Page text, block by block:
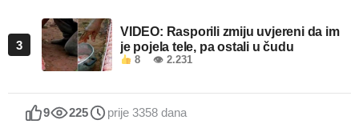
3
VIDEO: Rasporili zmiju uvjereni da im
je pojela tele, pa ostali u čudu
8 👁 2.231
9 225 prije 3358 dana